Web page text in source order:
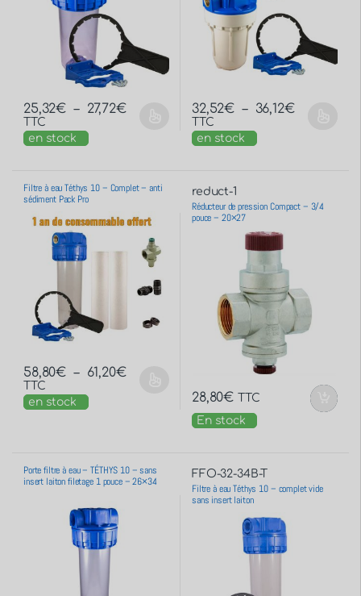
25,32€ – 27,72€
TTC
en stock
32,52€ – 36,12€
TTC
en stock
Filtre à eau Téthys 10 – Complet – anti
sédiment Pack Pro
58,80€ – 61,20€
TTC
en stock
reduct-1
Réducteur de pression Compact – 3/4
pouce – 20×27
28,80€ TTC
En stock
Porte filtre à eau – TÉTHYS 10 – sans
insert laiton filetage 1 pouce – 26×34
FFO-32-34B-T
Filtre à eau Téthys 10 – complet vide
sans insert laiton